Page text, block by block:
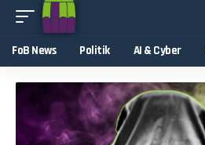
FoB News Politik AI & Cyber